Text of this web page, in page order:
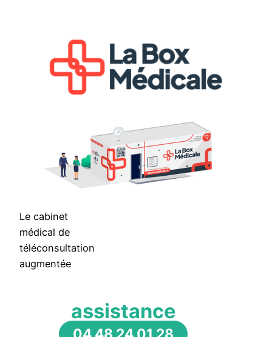
Le cabinet
médical de
téléconsultation
augmentée
assistance